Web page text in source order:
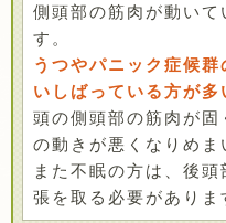
側頭部の筋肉が動いて
す。
うつやパニック症候
いしばっている方が多
頭の側頭部の筋肉が
の動きが悪くなりめま
また不眠の方は、後
張を取る必要がありま